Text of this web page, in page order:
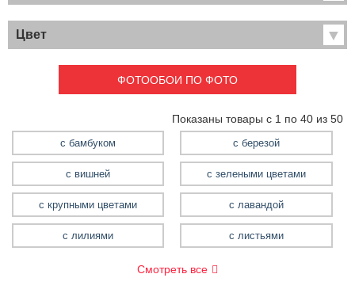
Хиты продаж
Фрески
Детские
Карты
Перспектива
Города
Живопись
Природа
Моря и пляжи
Цветы и растения
с бамбуком
с березой
с вишней
с зелеными цветами
Цвет
ФОТООБОИ ПО ФОТО
Показаны товары с 1 по 40 из 50
с бамбуком с березой
с вишней с зелеными цветами
с крупными цветами с лавандой
с лилиями с листьями
Смотреть все